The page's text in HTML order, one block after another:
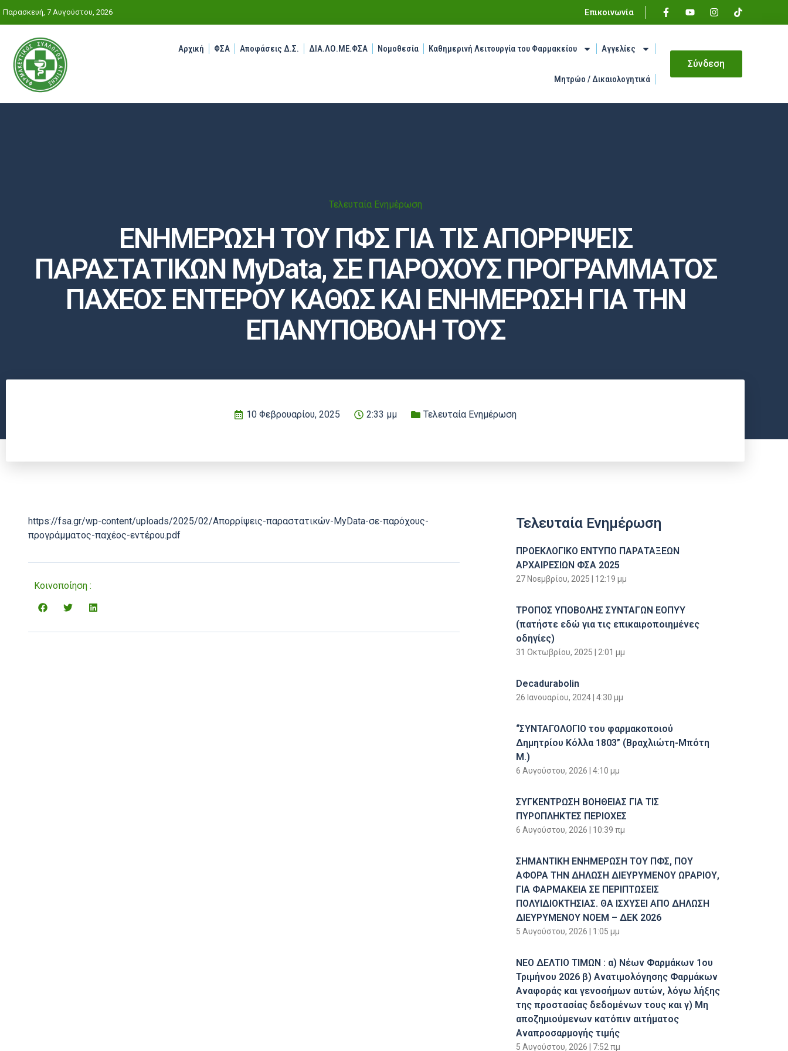
Παρασκευή, 7 Αυγούστου, 2026 Επικοινωνία
Αρχική ΦΣΑ Αποφάσεις Δ.Σ. ΔΙΑ.ΛΟ.ΜΕ.ΦΣΑ Νομοθεσία Καθημερινή Λειτουργία του Φαρμακείου Αγγελίες
Μητρώο / Δικαιολογητικά
Σύνδεση
Τελευταία Ενημέρωση
ΕΝΗΜΕΡΩΣΗ ΤΟΥ ΠΦΣ ΓΙΑ ΤΙΣ ΑΠΟΡΡΙΨΕΙΣ
ΠΑΡΑΣΤΑΤΙΚΩΝ MyData, ΣΕ ΠΑΡΟΧΟΥΣ ΠΡΟΓΡΑΜΜΑΤΟΣ
ΠΑΧΕΟΣ ΕΝΤΕΡΟΥ ΚΑΘΩΣ ΚΑΙ ΕΝΗΜΕΡΩΣΗ ΓΙΑ ΤΗΝ
ΕΠΑΝΥΠΟΒΟΛΗ ΤΟΥΣ
10 Φεβρουαρίου, 2025 2:33 μμ Τελευταία Ενημέρωση
https://fsa.gr/wp-content/uploads/2025/02/Απορρίψεις-παραστατικών-MyData-σε-παρόχους-
προγράμματος-παχέος-εντέρου.pdf
Κοινοποίηση :
Τελευταία Ενημέρωση
ΠΡΟΕΚΛΟΓΙΚΟ ΕΝΤΥΠΟ ΠΑΡΑΤΑΞΕΩΝ
ΑΡΧΑΙΡΕΣΙΩΝ ΦΣΑ 2025
27 Νοεμβρίου, 2025 12:19 μμ
ΤΡΟΠΟΣ ΥΠΟΒΟΛΗΣ ΣΥΝΤΑΓΩΝ ΕΟΠΥΥ
(πατήστε εδώ για τις επικαιροποιημένες
οδηγίες)
31 Οκτωβρίου, 2025 2:01 μμ
Decadurabolin
26 Ιανουαρίου, 2024 4:30 μμ
“ΣΥΝΤΑΓΟΛΟΓΙΟ του φαρμακοποιού
Δημητρίου Κόλλα 1803” (Βραχλιώτη-Μπότη
Μ.)
6 Αυγούστου, 2026 4:10 μμ
ΣΥΓΚΕΝΤΡΩΣΗ ΒΟΗΘΕΙΑΣ ΓΙΑ ΤΙΣ
ΠΥΡΟΠΛΗΚΤΕΣ ΠΕΡΙΟΧΕΣ
6 Αυγούστου, 2026 10:39 πμ
ΣΗΜΑΝΤΙΚΗ ΕΝΗΜΕΡΩΣΗ ΤΟΥ ΠΦΣ, ΠΟΥ
ΑΦΟΡΑ ΤΗΝ ΔΗΛΩΣΗ ΔΙΕΥΡΥΜΕΝΟΥ ΩΡΑΡΙΟΥ,
ΓΙΑ ΦΑΡΜΑΚΕΙΑ ΣΕ ΠΕΡΙΠΤΩΣΕΙΣ
ΠΟΛΥΙΔΙΟΚΤΗΣΙΑΣ. ΘΑ ΙΣΧΥΣΕΙ ΑΠΟ ΔΗΛΩΣΗ
ΔΙΕΥΡΥΜΕΝΟΥ ΝΟΕΜ – ΔΕΚ 2026
5 Αυγούστου, 2026 1:05 μμ
ΝΕΟ ΔΕΛΤΙΟ ΤΙΜΩΝ : α) Νέων Φαρμάκων 1ου
Τριμήνου 2026 β) Ανατιμολόγησης Φαρμάκων
Αναφοράς και γενοσήμων αυτών, λόγω λήξης
της προστασίας δεδομένων τους και γ) Μη
αποζημιούμενων κατόπιν αιτήματος
Αναπροσαρμογής τιμής
5 Αυγούστου, 2026 7:52 πμ